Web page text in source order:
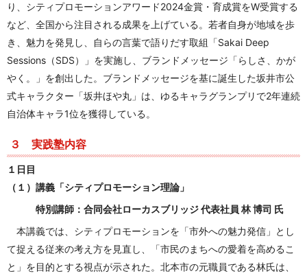
り、シティプロモーションアワード2024金賞・育成賞をW受賞する
など、全国から注目される成果を上げている。若者自身が地域を歩
き、魅力を発見し、自らの言葉で語りだす取組「Sakai Deep
Sessions（SDS）」を実施し、ブランドメッセージ「らしさ、かが
やく。」を創出した。ブランドメッセージを基に誕生した坂井市公
式キャラクター「坂井ほや丸」は、ゆるキャラグランプリで2年連続
自治体キャラ1位を獲得している。
３ 実践塾内容
１日目
（１）講義「シティプロモーション理論」
特別講師：合同会社ローカスブリッジ 代表社員 林 博司 氏
本講義では、シティプロモーションを「市外への魅力発信」とし
て捉える従来の考え方を見直し、「市民のまちへの愛着を高めるこ
と」を目的とする視点が示された。北本市の元職員である林氏は、